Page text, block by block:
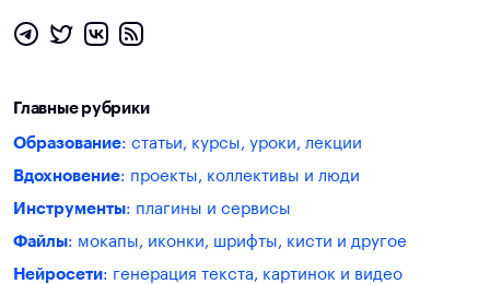
Главные рубрики
Образование: статьи, курсы, уроки, лекции
Вдохновение: проекты, коллективы и люди
Инструменты: плагины и сервисы
Файлы: мокапы, иконки, шрифты, кисти и другое
Нейросети: генерация текста, картинок и видео